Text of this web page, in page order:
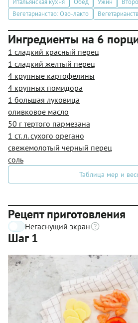
Итальянская кухня Обед Ужин
Вегетарианство: Ово-лакто
Ингредиенты на 6
1 сладкий красный перец
1 сладкий желтый перец
4 крупные картофелины
4 крупных помидора
1 большая луковица
оливковое масло
50 г тертого пармезана
1 ст. л. сухого орегано
свежемолотый черный перец
соль
Таблица мер и
Рецепт приготовления
Негаснущий экран
Шаг 1